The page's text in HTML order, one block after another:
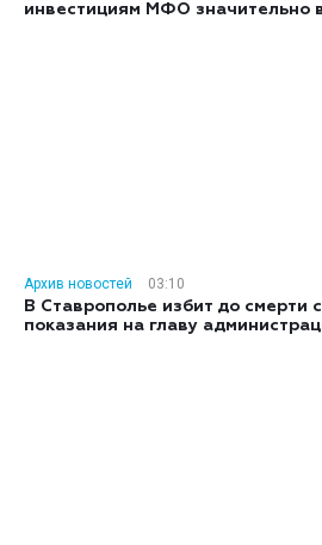
инвестициям МФО значительно
Архив новостей
03:10
В Ставрополье избит до смерти
показания на главу